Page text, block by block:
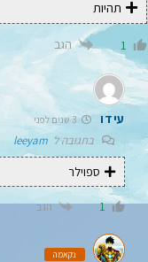
תהיות
1 הגב
עידו 3 שנים לפני
בתגובה ל leeyam
ספוילר
1 הגב
נקאמה